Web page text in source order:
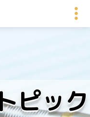
ピック